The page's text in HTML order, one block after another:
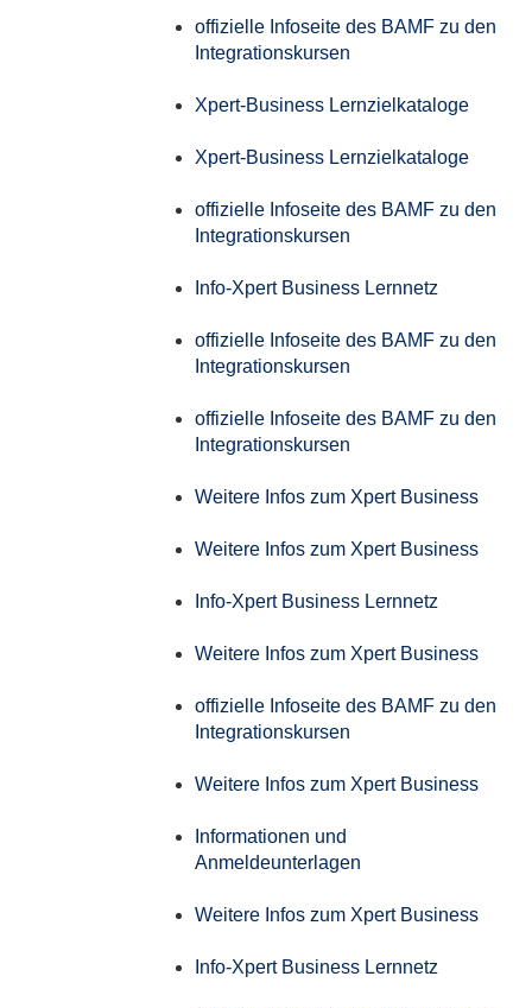
offizielle Infoseite des BAMF zu den
Integrationskursen
Xpert-Business Lernzielkataloge
Xpert-Business Lernzielkataloge
offizielle Infoseite des BAMF zu den
Integrationskursen
Info-Xpert Business Lernnetz
offizielle Infoseite des BAMF zu den
Integrationskursen
offizielle Infoseite des BAMF zu den
Integrationskursen
Weitere Infos zum Xpert Business
Weitere Infos zum Xpert Business
Info-Xpert Business Lernnetz
Weitere Infos zum Xpert Business
offizielle Infoseite des BAMF zu den
Integrationskursen
Weitere Infos zum Xpert Business
Informationen und
Anmeldeunterlagen
Weitere Infos zum Xpert Business
Info-Xpert Business Lernnetz